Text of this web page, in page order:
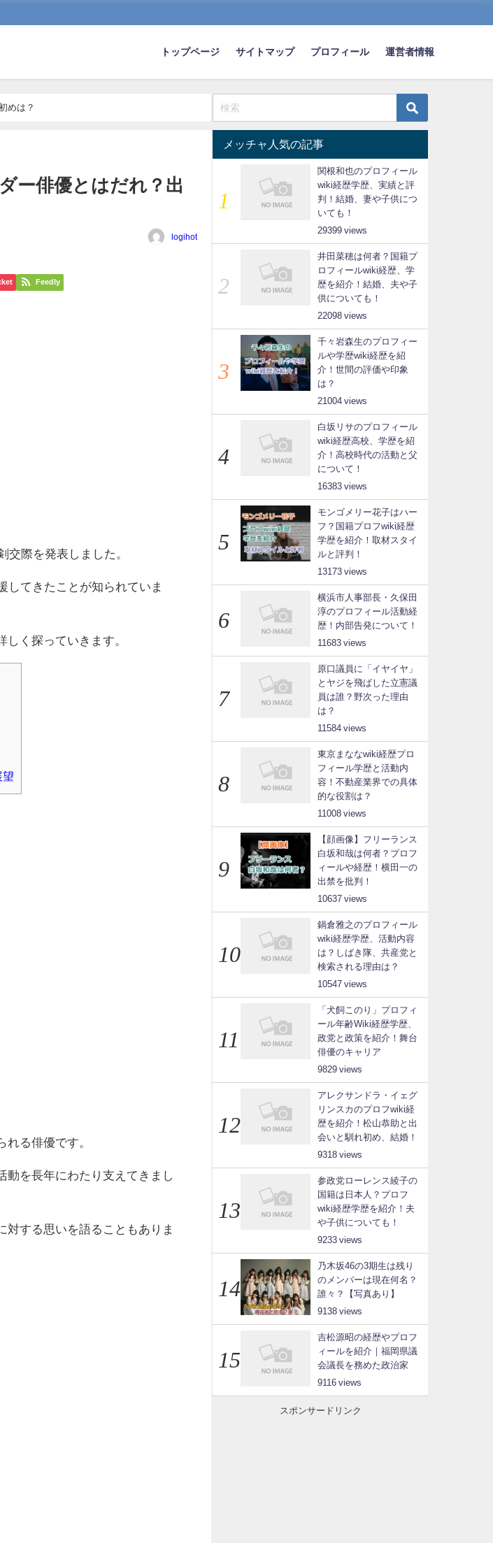
トップページ サイトマップ プロフィール 運営者情報
めは？
ー俳優とはだれ？出
logihot
Feedly
交際を発表しました。
してきたことが知られていま
く探っていきます。
望
る俳優です。
動を長年にわたり支えてきまし
対する思いを語ることもありま
メッチャ人気の記事
関根和也のプロフィール
wiki経歴学歴、実績と評
判！結婚、妻や子供につ
いても！
29399
井田菜穂は何者？国籍プ
ロフィールwiki経歴、学
歴を紹介！結婚、夫や子
供についても！
22098
千々岩森生のプロフィー
ルや学歴wiki経歴を紹
介！世間の評価や印象
は？
21004
白坂リサのプロフィール
wiki経歴高校、学歴を紹
介！高校時代の活動と父
について！
16383
モンゴメリー花子はハー
フ？国籍プロフwiki経歴
学歴を紹介！取材スタイ
ルと評判！
13173
横浜市人事部長・久保田
淳のプロフィール活動経
歴！内部告発について！
11683
原口議員に「イヤイヤ」
とヤジを飛ばした立憲議
員は誰？野次った理由
は？
11584
東京まななwiki経歴プロ
フィール学歴と活動内
容！不動産業界での具体
的な役割は？
11008
【顔画像】フリーランス
白坂和哉は何者？プロフ
ィールや経歴！横田一の
出禁を批判！
10637
鍋倉雅之のプロフィール
wiki経歴学歴、活動内容
は？しばき隊、共産党と
検索される理由は？
10547
「犬飼このり」プロフィ
ール年齢Wiki経歴学歴、
政党と政策を紹介！舞台
俳優のキャリア
9829
アレクサンドラ・イェグ
リンスカのプロフwiki経
歴を紹介！松山恭助と出
会いと馴れ初め、結婚！
9318
参政党ローレンス綾子の
国籍は日本人？プロフ
wiki経歴学歴を紹介！夫
や子供についても！
9233
乃木坂46の3期生は残り
のメンバーは現在何名？
誰々？【写真あり】
9138
吉松源昭の経歴やプロフ
ィールを紹介｜福岡県議
会議長を務めた政治家
9116
スポンサードリンク